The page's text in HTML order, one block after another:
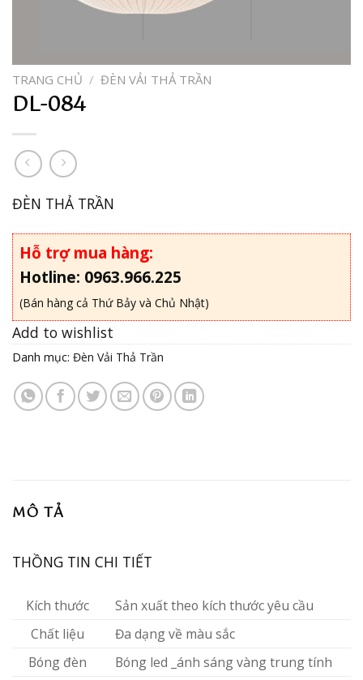
TRANG CHỦ / ĐÈN VẢI THẢ TRẦN
DL-084
ĐÈN THẢ TRẦN
Hỗ trợ mua hàng:
Hotline: 0963.966.225
(Bán hàng cả Thứ Bảy và Chủ Nhật)
Add to wishlist
Danh mục: Đèn Vải Thả Trần
MÔ TẢ
THỒNG TIN CHI TIẾT
Kích thước
Sản xuất theo kích thước yêu cầu
Chất liệu
Đa dạng về màu sắc
Bóng đèn
Bóng led _ánh sáng vàng trung tính